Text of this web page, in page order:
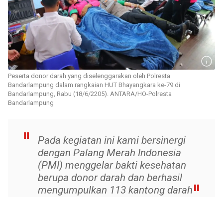
Peserta donor darah yang diselenggarakan oleh Polresta
Bandarlampung dalam rangkaian HUT Bhayangkara ke-79 di
Bandarlampung, Rabu (18/6/2205). ANTARA/HO-Polresta
Bandarlampung
Pada kegiatan ini kami bersinergi
dengan Palang Merah Indonesia
(PMI) menggelar bakti kesehatan
berupa donor darah dan berhasil
mengumpulkan 113 kantong darah